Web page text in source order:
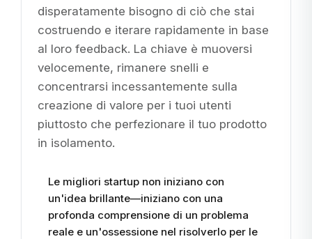
disperatamente bisogno di ciò che stai
costruendo e iterare rapidamente in base
al loro feedback. La chiave è muoversi
velocemente, rimanere snelli e
concentrarsi incessantemente sulla
creazione di valore per i tuoi utenti
piuttosto che perfezionare il tuo prodotto
in isolamento.
Le migliori startup non iniziano con
un'idea brillante—iniziano con una
profonda comprensione di un problema
reale e un'ossessione nel risolverlo per le